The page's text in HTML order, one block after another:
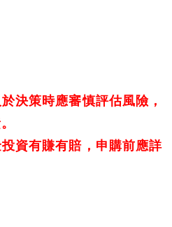
決策時應審慎評估風險，
資有賺有賠，申購前應詳